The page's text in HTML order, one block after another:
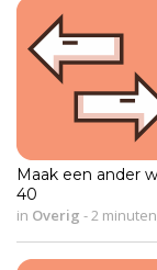
Maak een ander
40
in Overig - 2